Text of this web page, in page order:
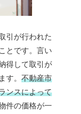
引が行われた
とです。言い
得して取引が
す。 不動産市
ンスによって
件の価格が一